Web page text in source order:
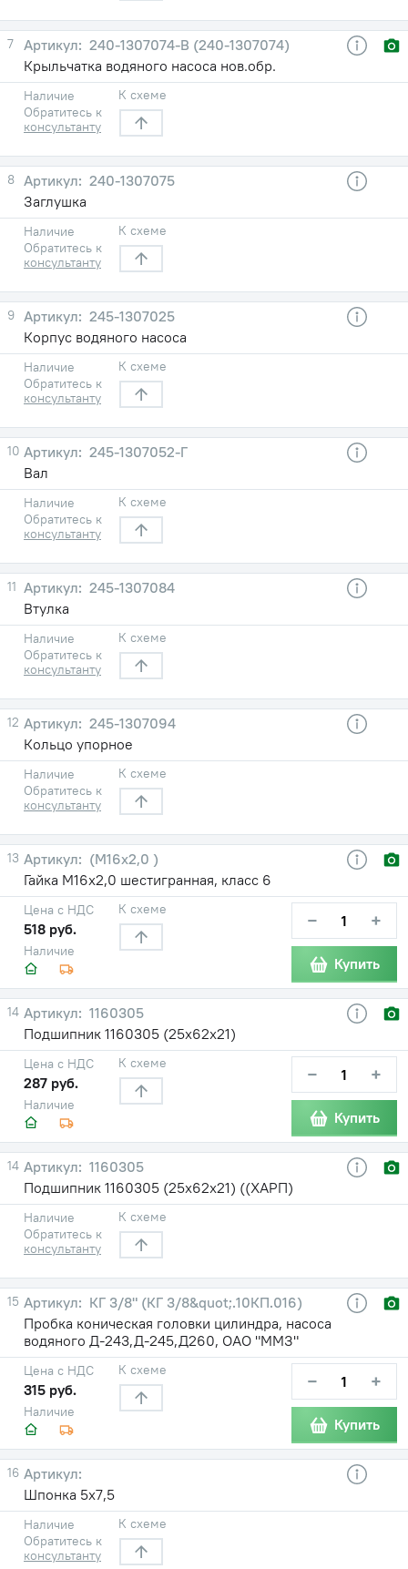
7
240-1307074-B (240-1307074)
Крыльчатка водяного насоса нов.обр.
Наличие
Обратитесь к
консультанту
К схеме
8
240-1307075
Заглушка
Наличие
Обратитесь к
консультанту
К схеме
9
245-1307025
Корпус водяного насоса
Наличие
Обратитесь к
консультанту
К схеме
10
245-1307052-Г
Вал
Наличие
Обратитесь к
консультанту
К схеме
11
245-1307084
Втулка
Наличие
Обратитесь к
консультанту
К схеме
12
245-1307094
Кольцо упорное
Наличие
Обратитесь к
консультанту
К схеме
13
(М16х2,0 )
Гайка М16х2,0 шестигранная, класс 6
Наличие
Цена с НДС
518 руб.
К схеме − +
Купить
14
1160305
Подшипник 1160305 (25х62х21)
Наличие
Цена с НДС
287 руб.
К схеме − +
Купить
14
1160305
Подшипник 1160305 (25х62х21) ((ХАРП)
Наличие
Обратитесь к
консультанту
К схеме
15
КГ 3/8" (КГ 3/8&quot;.10КП.016)
Пробка коническая головки цилиндра, насоса
водяного Д-243,Д-245,Д260, ОАО "ММЗ"
Наличие
Цена с НДС
315 руб.
К схеме − +
Купить
16
Шпонка 5x7,5
Наличие
Обратитесь к
консультанту
К схеме